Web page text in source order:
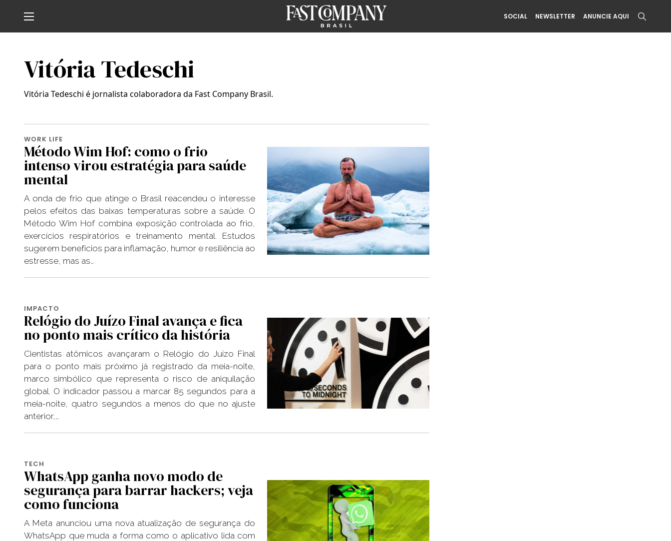
SOCIAL NEWSLETTER ANUNCIE AQUI
Vitória Tedeschi
Vitória Tedeschi é jornalista colaboradora da Fast Company Brasil.
WORK LIFE
Método Wim Hof: como o frio
intenso virou estratégia para saúde
mental
A onda de frio que atinge o Brasil reacendeu o interesse
pelos efeitos das baixas temperaturas sobre a saúde. O
Método Wim Hof combina exposição controlada ao frio,
exercícios respiratórios e treinamento mental. Estudos
sugerem benefícios para inflamação, humor e resiliência ao
estresse, mas as…
IMPACTO
Relógio do Juízo Final avança e fica
no ponto mais crítico da história
Cientistas atômicos avançaram o Relógio do Juízo Final
para o ponto mais próximo já registrado da meia-noite,
marco simbólico que representa o risco de aniquilação
global. O indicador passou a marcar 85 segundos para a
meia-noite, quatro segundos a menos do que no ajuste
anterior,…
TECH
WhatsApp ganha novo modo de
segurança para barrar hackers; veja
como funciona
A Meta anunciou uma nova atualização de segurança do
WhatsApp que muda a forma como o aplicativo lida com